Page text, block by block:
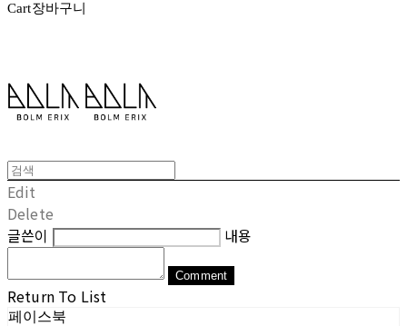
Cart장바구니
Edit
Delete
글쓴이
내용
Comment
Return To List
페이스북